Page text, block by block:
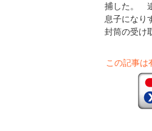
捕した。
息子になり
封筒の受け
この記事は